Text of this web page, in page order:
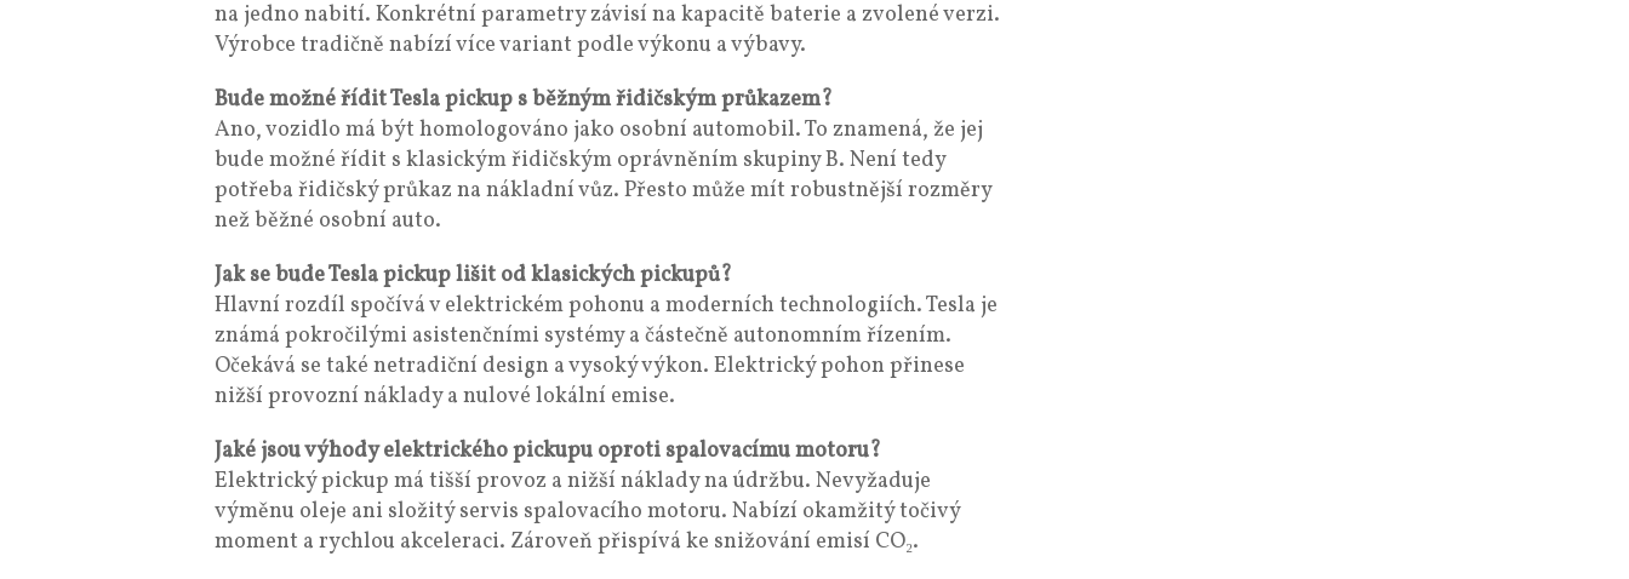
na jedno nabití. Konkrétní parametry závisí na kapacitě baterie a zvolené verzi.
Výrobce tradičně nabízí více variant podle výkonu a výbavy.
Bude možné řídit Tesla pickup s běžným řidičským průkazem?
Ano, vozidlo má být homologováno jako osobní automobil. To znamená, že jej
bude možné řídit s klasickým řidičským oprávněním skupiny B. Není tedy
potřeba řidičský průkaz na nákladní vůz. Přesto může mít robustnější rozměry
než běžné osobní auto.
Jak se bude Tesla pickup lišit od klasických pickupů?
Hlavní rozdíl spočívá v elektrickém pohonu a moderních technologiích. Tesla je
známá pokročilými asistenčními systémy a částečně autonomním řízením.
Očekává se také netradiční design a vysoký výkon. Elektrický pohon přinese
nižší provozní náklady a nulové lokální emise.
Jaké jsou výhody elektrického pickupu oproti spalovacímu motoru?
Elektrický pickup má tišší provoz a nižší náklady na údržbu. Nevyžaduje
výměnu oleje ani složitý servis spalovacího motoru. Nabízí okamžitý točivý
moment a rychlou akceleraci. Zároveň přispívá ke snižování emisí CO₂.